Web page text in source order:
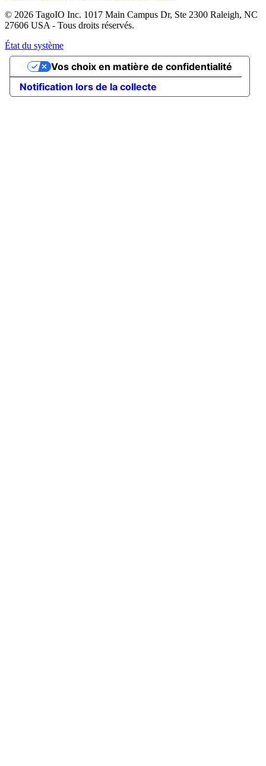
© 2026 TagoIO Inc. 1017 Main Campus Dr, Ste 2300 Raleigh, NC
27606 USA - Tous droits réservés.
État du système
Notification lors de la collecte
Vos choix en matière de confidentialité